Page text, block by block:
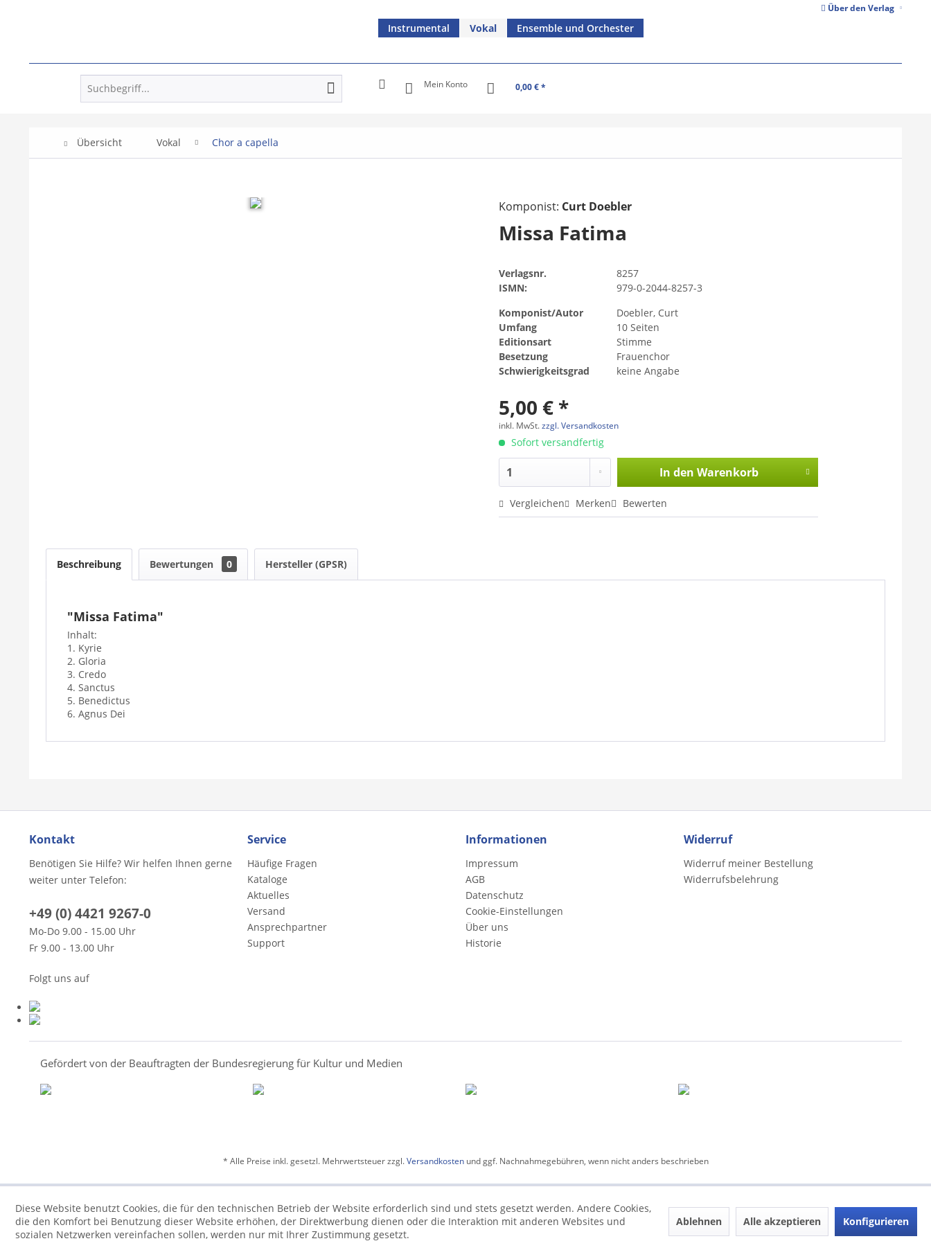
Über den Verlag
Instrumental Vokal Ensemble und Orchester
Mein Konto 0,00 € *
Übersicht Vokal Chor a capella
Komponist: Curt Doebler
Missa Fatima
Verlagsnr.
8257
ISMN:
979-0-2044-8257-3
Komponist/Autor
Doebler, Curt
Umfang
10 Seiten
Editionsart
Stimme
Besetzung
Frauenchor
Schwierigkeitsgrad
keine Angabe
5,00 € *
inkl. MwSt.zzgl. Versandkosten
Sofort versandfertig
In den Warenkorb
Vergleichen Merken Bewerten
Beschreibung Bewertungen 0 Hersteller (GPSR)
"Missa Fatima"
Inhalt:
1. Kyrie
2. Gloria
3. Credo
4. Sanctus
5. Benedictus
6. Agnus Dei
Kontakt
Benötigen Sie Hilfe? Wir helfen Ihnen gerne
weiter unter Telefon:
+49 (0) 4421 9267-0
Mo-Do 9.00 - 15.00 Uhr
Fr 9.00 - 13.00 Uhr
Folgt uns auf
Service
Häufige Fragen
Kataloge
Aktuelles
Versand
Ansprechpartner
Support
Informationen
Impressum
AGB
Datenschutz
Cookie-Einstellungen
Über uns
Historie
Widerruf
Widerruf meiner Bestellung
Widerrufsbelehrung
Gefördert von der Beauftragten der Bundesregierung für Kultur und Medien
* Alle Preise inkl. gesetzl. Mehrwertsteuer zzgl.Versandkostenund ggf. Nachnahmegebühren, wenn nicht anders beschrieben
Diese Website benutzt Cookies, die für den technischen Betrieb der Website erforderlich sind und stets gesetzt werden. Andere Cookies,
die den Komfort bei Benutzung dieser Website erhöhen, der Direktwerbung dienen oder die Interaktion mit anderen Websites und
sozialen Netzwerken vereinfachen sollen, werden nur mit Ihrer Zustimmung gesetzt.
Ablehnen Alle akzeptieren Konfigurieren